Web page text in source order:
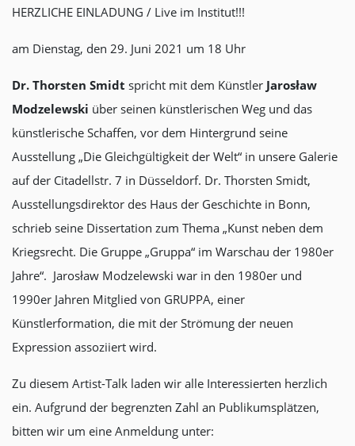
HERZLICHE EINLADUNG / Live im Institut!!!
am Dienstag, den 29. Juni 2021 um 18 Uhr
Dr. Thorsten Smidt spricht mit dem Künstler Jarosław
Modzelewski über seinen künstlerischen Weg und das
künstlerische Schaffen, vor dem Hintergrund seine
Ausstellung „Die Gleichgültigkeit der Welt“ in unsere Galerie
auf der Citadellstr. 7 in Düsseldorf. Dr. Thorsten Smidt,
Ausstellungsdirektor des Haus der Geschichte in Bonn,
schrieb seine Dissertation zum Thema „Kunst neben dem
Kriegsrecht. Die Gruppe „Gruppa“ im Warschau der 1980er
Jahre“. Jarosław Modzelewski war in den 1980er und
1990er Jahren Mitglied von GRUPPA, einer
Künstlerformation, die mit der Strömung der neuen
Expression assoziiert wird.
Zu diesem Artist-Talk laden wir alle Interessierten herzlich
ein. Aufgrund der begrenzten Zahl an Publikumsplätzen,
bitten wir um eine Anmeldung unter: